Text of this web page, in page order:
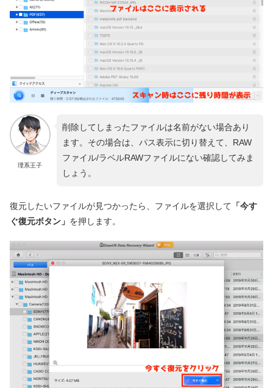
理系王子
削除してしまったファイルは名前がない場合あり
ます。その場合は、パス表示に切り替えて、RAW
ファイル/ラベルRAWファイルにない確認してみま
しょう。
復元したいファイルが見つかったら、ファイルを選択して 「今す
ぐ復元ボタン」 を押します。